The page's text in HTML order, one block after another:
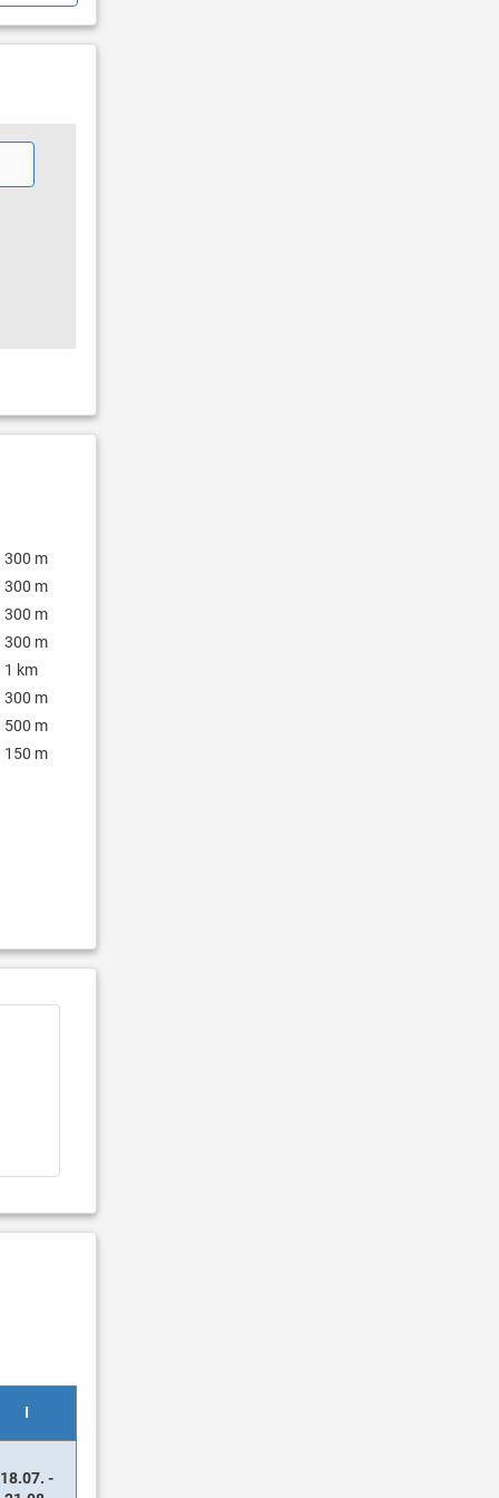
300 m
300 m
300 m
300 m
1 km
300 m
500 m
150 m
I
18.07. -